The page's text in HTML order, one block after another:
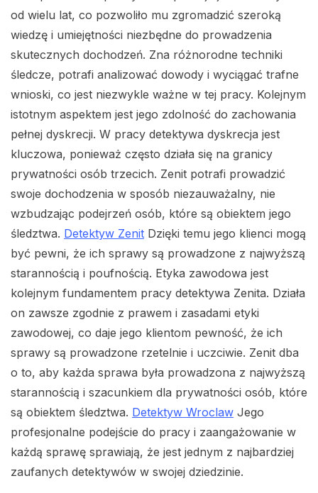
od wielu lat, co pozwoliło mu zgromadzić szeroką
wiedzę i umiejętności niezbędne do prowadzenia
skutecznych dochodzeń. Zna różnorodne techniki
śledcze, potrafi analizować dowody i wyciągać trafne
wnioski, co jest niezwykle ważne w tej pracy. Kolejnym
istotnym aspektem jest jego zdolność do zachowania
pełnej dyskrecji. W pracy detektywa dyskrecja jest
kluczowa, ponieważ często działa się na granicy
prywatności osób trzecich. Zenit potrafi prowadzić
swoje dochodzenia w sposób niezauważalny, nie
wzbudzając podejrzeń osób, które są obiektem jego
śledztwa. Detektyw Zenit Dzięki temu jego klienci mogą
być pewni, że ich sprawy są prowadzone z najwyższą
starannością i poufnością. Etyka zawodowa jest
kolejnym fundamentem pracy detektywa Zenita. Działa
on zawsze zgodnie z prawem i zasadami etyki
zawodowej, co daje jego klientom pewność, że ich
sprawy są prowadzone rzetelnie i uczciwie. Zenit dba
o to, aby każda sprawa była prowadzona z najwyższą
starannością i szacunkiem dla prywatności osób, które
są obiektem śledztwa. Detektyw Wroclaw Jego
profesjonalne podejście do pracy i zaangażowanie w
każdą sprawę sprawiają, że jest jednym z najbardziej
zaufanych detektywów w swojej dziedzinie.